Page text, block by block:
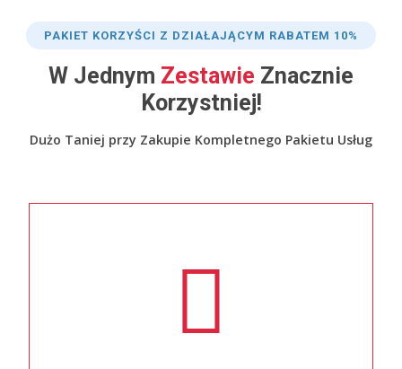
PAKIET KORZYŚCI Z DZIAŁAJĄCYM RABATEM 10%
W Jednym Zestawie Znacznie
Korzystniej!
Dużo Taniej przy Zakupie Kompletnego Pakietu Usług